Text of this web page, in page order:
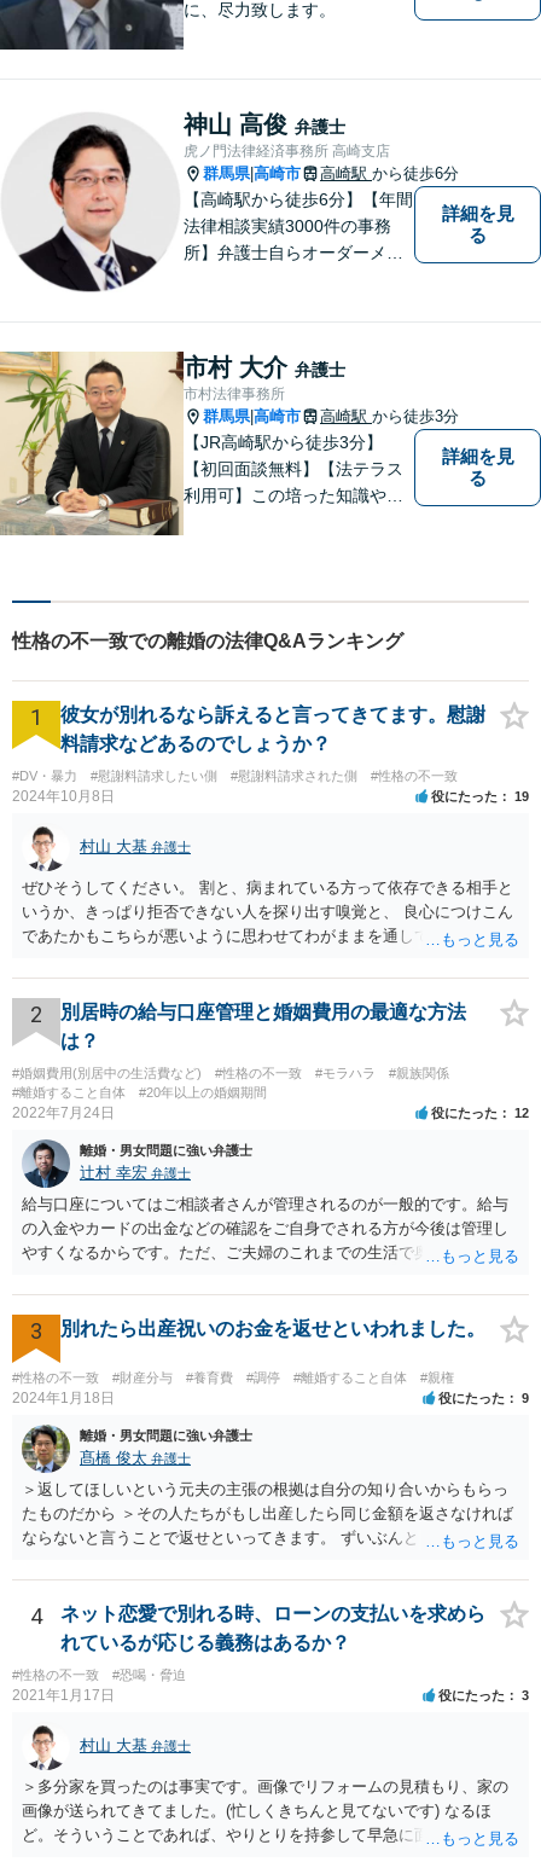
に、尽力致します。
神山 高俊 弁護士
虎ノ門法律経済事務所 高崎支店
群馬県|高崎市 高崎駅 から徒歩6分
【高崎駅から徒歩6分】【年間
法律相談実績3000件の事務
所】弁護士自らオーダーメイ
とまずはご相談ください！
【土日祝日・夜間も対応可
能】
詳細を見
る
市村 大介 弁護士
市村法律事務所
群馬県|高崎市 高崎駅 から徒歩3分
【JR高崎駅から徒歩3分】
【初回面談無料】【法テラス
利用可】この培った知識や経
す。お気軽にご相談くださ
い。
詳細を見
る
性格の不一致での離婚の法律Q&Aランキング
1
彼女が別れるなら訴えると言ってきてます。慰謝
料請求などあるのでしょうか？
#DV・暴力 #慰謝料請求したい側 #慰謝料請求された側 #性格の不一致
2024年10月8日 役にたった 19
村山 大基 弁護士
ぜひそうしてください。 割と、病まれている方って依存できる相手と
いうか、きっぱり拒否できない人を探り出す嗅覚と、 良心につけこん
であたかもこちらが悪いように思わせてわがままを通してくる力がす
いのがおすすめです。 二人だけの密室で好き勝手していても、割と弁
護士とか警察が関与すると しゅんとする人が多いです。
2
別居時の給与口座管理と婚姻費用の最適な方法
は？
#婚姻費用(別居中の生活費など) #性格の不一致 #モラハラ
#親族関係
#離婚すること自体
#20年以上の婚姻期間
2022年7月24日 役にたった 12
離婚・男女問題に強い弁護士
辻村 幸宏 弁護士
給与口座についてはご相談者さんが管理されるのが一般的です。給与
の入金やカードの出金などの確認をご自身でされる方が今後は管理し
やすくなるからです。ただ、ご夫婦のこれまでの生活で奥様が管理さ
しても構わないとは思います。 隠し財産といっても、収入は給与だけ
で隠しようがないでしょうし、今わかっていない財産がないのであれ
ば別居後に新たな財産ができてもお互いに分与を主張できないことに
はなりますので杞憂ということになろうかと思います。 婚姻費用を渡
さないというおそれを奥様が抱くのはやむない面もあるとは思います
が、ここは信じていただくしかないですし、婚姻費用の金額の合意が
できるかどうかの方が重要だと思います（合意できなれば納得した金
額をもらえないという意味では、奥様の不満は残るからです）。 特別
経費という問題はあるのですが、一般には、収入から婚姻費用は定め
られ、全ての生活費が入っていると見ます。奥様の利益のために支払
っている費用については、婚姻費用から引くことも相当だと思いま
3 別れたら出産祝いのお金を返せといわれました。
#性格の不一致 #財産分与 #養育費 #調停 #離婚すること自体 #親権
2024年1月18日 役にたった 9
離婚・男女問題に強い弁護士
髙橋 俊太 弁護士
＞返してほしいという元夫の主張の根拠は自分の知り合いからもらっ
たものだから ＞その人たちがもし出産したら同じ金額を返さなければ
ならないと言うことで返せといってきます。 ずいぶんとトリッキーな
さなければならない】ということですが、元夫がご友人に出産祝いを
贈る場合、その意味合いは贈与・お祝いであって返礼（≒内祝い）で
はないはずです。（というより、返礼義務履行のような意味合いだと
したら、出産祝いを受け取る側も気持ちの問題として嫌なのではない
でしょうか。） いずれにしましても、貴方に返還義務はないので応じ
る必要はありません。あまりにしつこいようであれば、弁護士から内
容証明などで通知すれば止まるのではないかと思います。
4
ネット恋愛で別れる時、ローンの支払いを求めら
れているが応じる義務はあるか？
#性格の不一致 #恐喝・脅迫
2021年1月17日 役にたった 3
村山 大基 弁護士
＞多分家を買ったのは事実です。画像でリフォームの見積もり、家の
画像が送られてきてました。(忙しくきちんと見てないです) なるほ
ど。そういうことであれば、やりとりを持参して早急に面談相談に行